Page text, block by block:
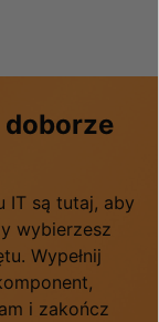
IT są tutaj, aby
wybierzesz
Wypełnij
i zakończ